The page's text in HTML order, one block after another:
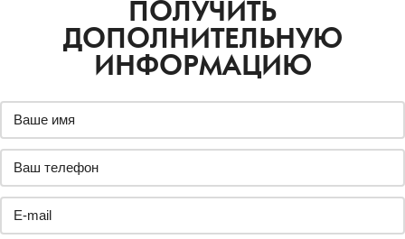
ПОЛУЧИТЬ
ДОПОЛНИТЕЛЬНУЮ
ИНФОРМАЦИЮ